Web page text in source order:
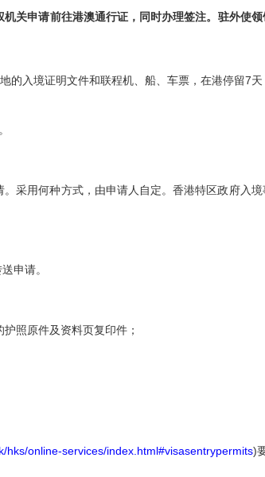
关申请前往港澳通行证，同时办理签注。 驻外使
的入境证明文件和联程机、船、车票，在港停留7天
采用何种方式，由申请人自定。香港特区政府入境
申请。
照原件及资料页复印件；
hks/online-services/index.html#visasentrypermits)